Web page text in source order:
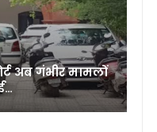
अब गंभीर मामलों